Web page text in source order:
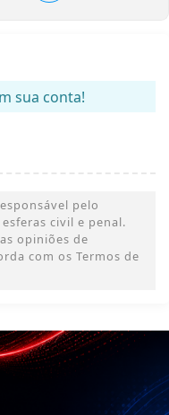
sua conta!
pelo
civil e penal.
opiniões de
com os Termos de